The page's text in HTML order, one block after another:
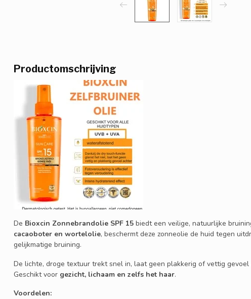
Productomschrijving
De Bioxcin Zonnebrandolie SPF 15 biedt een veilige, natuurlijke
cacaoboter en wortelolie, beschermt deze zonneolie de huid tegen
gelijkmatige bruining.
De lichte, droge textuur trekt snel in, laat geen plakkerig of vettig
Geschikt voor gezicht, lichaam en zelfs het haar.
Voordelen: